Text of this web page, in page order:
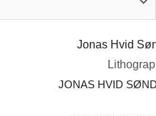
JONAS HVID